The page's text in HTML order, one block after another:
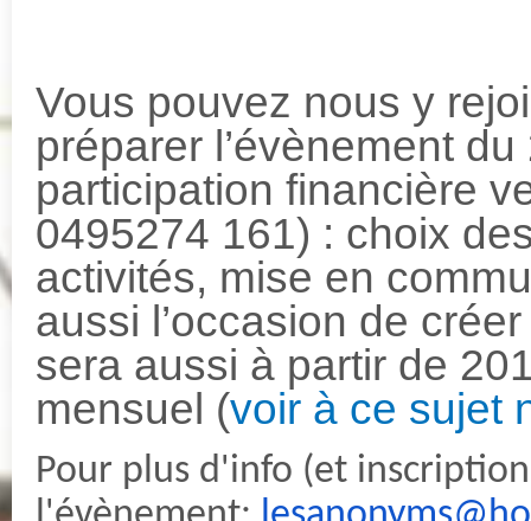
Vous pouvez nous y
préparer l’évènement
participation financière
0495274 161) : choix
activités, mise en
aussi l’occasion de
sera aussi à partir de
mensuel (voir à ce sujet
Pour plus d'info (et